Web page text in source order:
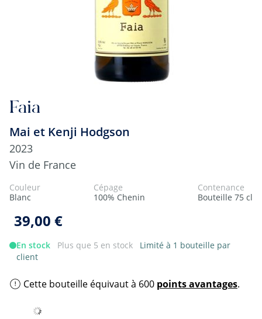
Faia
Mai et Kenji Hodgson
2023
Vin de France
Couleur
Blanc
Cépage
100% Chenin
Contenance
Bouteille 75 cl
39,00 €
En stock Plus que 5 en stock
Limité à 1 bouteille par
client
Cette bouteille équivaut à 600 points avantages.